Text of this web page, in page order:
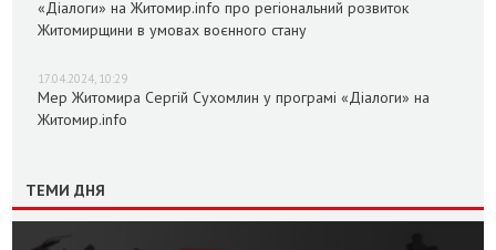
«Діалоги» на Житомир.info про регіональний розвиток
Житомирщини в умовах воєнного стану
17.04.2024, 10:29
Мер Житомира Сергій Сухомлин у програмі «Діалоги» на
Житомир.info
ТЕМИ ДНЯ